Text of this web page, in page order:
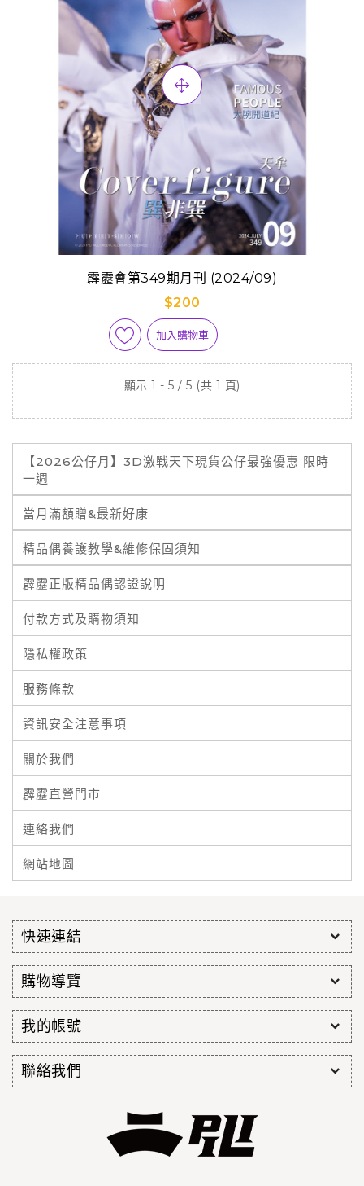
霹靂會第349期月刊 (2024/09)
$200
加入購物車
顯示 1 - 5 / 5 (共 1 頁)
【2026公仔月】3D激戰天下現貨公仔最強優惠 限時
一週
當月滿額贈&最新好康
精品偶養護教學&維修保固須知
霹靂正版精品偶認證說明
付款方式及購物須知
隱私權政策
服務條款
資訊安全注意事項
關於我們
霹靂直營門市
連絡我們
網站地圖
快速連結
購物導覽
我的帳號
聯絡我們